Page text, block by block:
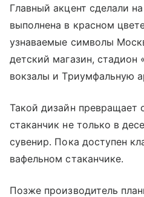
Главный акцент сделали
выполнена в красном
узнаваемые символы
детский магазин,
вокзалы и Триумфальную
Такой дизайн превращает
стаканчик не только в
сувенир. Пока доступен
вафельном стаканчике.
Позже производитель